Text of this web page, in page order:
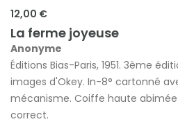
12,00 €
La ferme joyeuse
Anonyme
Éditions Bias-Paris, 1951. 3ème
images d'Okey. In-8° cartonné
mécanisme. Coiffe haute
correct.